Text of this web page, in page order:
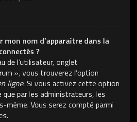
mon nom d’apparaître dans la
?
de l’utilisateur, onglet
», vous trouverez l’option
ligne. Si vous activez cette option
que par les administrateurs, les
même. Vous serez compté parmi